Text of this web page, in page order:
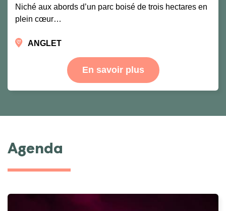
Niché aux abords d’un parc boisé de trois hectares en
plein cœur…
ANGLET
En savoir plus
Agenda